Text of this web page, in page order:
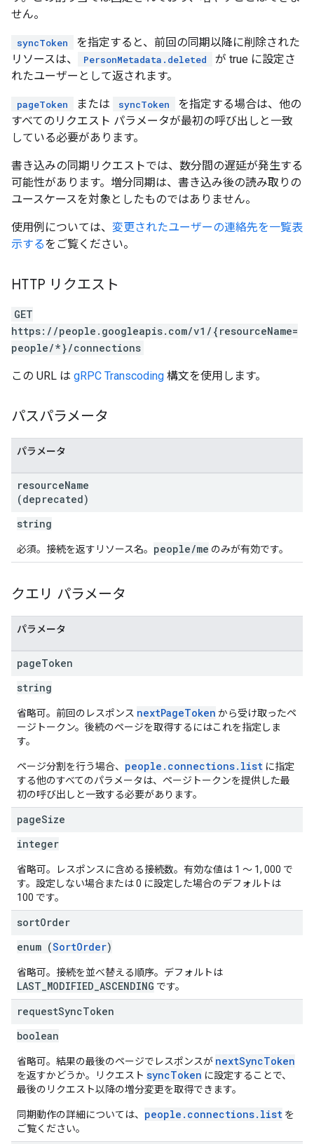
せん。
syncToken
を指定すると、前回の同期以降に削除された
リソースは、
PersonMetadata.deleted
が true に設定さ
れたユーザーとして返されます。
pageToken または syncToken
を指定する場合は、他の
すべてのリクエスト パラメータが最初の呼び出しと一致
している必要があります。
書き込みの同期リクエストでは、数分間の遅延が発生する
可能性があります。増分同期は、書き込み後の読み取りの
ユースケースを対象としたものではありません。
使用例については、 変更されたユーザーの連絡先を一覧表
示するをご覧ください。
HTTP リクエスト
GET
https://people.googleapis.com/v1/{resourceName=
people/*}/connections
この URL は gRPC Transcoding 構文を使用します。
パスパラメータ
パラメータ
resourceName
(deprecated)
string
必須。接続を返すリソース名。 people/me のみが有効です。
クエリ パラメータ
パラメータ
pageToken
string
省略可。前回のレスポンス nextPageToken から受け取ったペ
ージトークン。後続のページを取得するにはこれを指定しま
す。
ページ分割を行う場合、 people.connections.list に指定
する他のすべてのパラメータは、ページトークンを提供した最
初の呼び出しと一致する必要があります。
pageSize
integer
省略可。レスポンスに含める接続数。有効な値は 1 ～ 1, 000 で
す。設定しない場合または 0 に設定した場合のデフォルトは
100 です。
sortOrder
enum (SortOrder)
省略可。接続を並べ替える順序。デフォルトは
LAST_MODIFIED_ASCENDING です。
requestSyncToken
boolean
省略可。結果の最後のページでレスポンスが nextSyncToken
を返すかどうか。リクエスト syncToken に設定することで、
最後のリクエスト以降の増分変更を取得できます。
同期動作の詳細については、 people.connections.list を
ご覧ください。